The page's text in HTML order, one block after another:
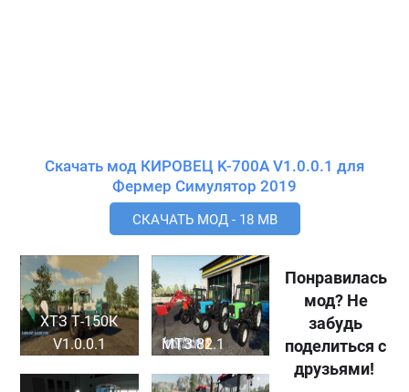
Скачать мод КИРОВЕЦ K-700A V1.0.0.1 для
Фермер Симулятор 2019
СКАЧАТЬ МОД - 18 MB
ХТЗ Т-150К
V1.0.0.1
МТЗ 82.1
Понравилась
мод? Не
забудь
поделиться с
друзьями!